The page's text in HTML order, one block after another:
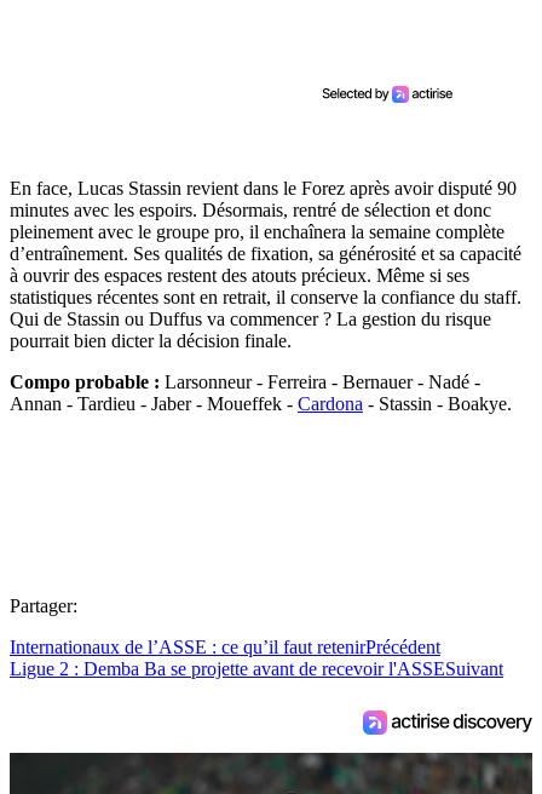
En face, Lucas Stassin revient dans le Forez après avoir disputé 90
minutes avec les espoirs. Désormais, rentré de sélection et donc
pleinement avec le groupe pro, il enchaînera la semaine complète
d’entraînement. Ses qualités de fixation, sa générosité et sa capacité
à ouvrir des espaces restent des atouts précieux. Même si ses
statistiques récentes sont en retrait, il conserve la confiance du staff.
Qui de Stassin ou Duffus va commencer ? La gestion du risque
pourrait bien dicter la décision finale.
Compo probable : Larsonneur - Ferreira - Bernauer - Nadé -
Annan - Tardieu - Jaber - Moueffek - Cardona - Stassin - Boakye.
Partager:
Internationaux de l’ASSE : ce qu’il faut retenirPrécédent
Ligue 2 : Demba Ba se projette avant de recevoir l'ASSESuivant